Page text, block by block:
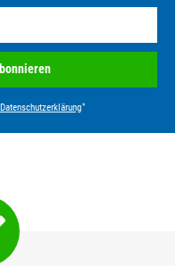
Daten­schutz­erklärung*